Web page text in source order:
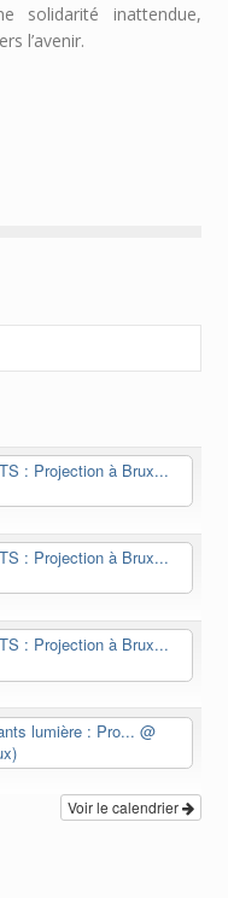
solidarité inattendue,
l’avenir.
: Projection à Brux...
: Projection à Brux...
: Projection à Brux...
lumière : Pro... @
Voir le calendrier